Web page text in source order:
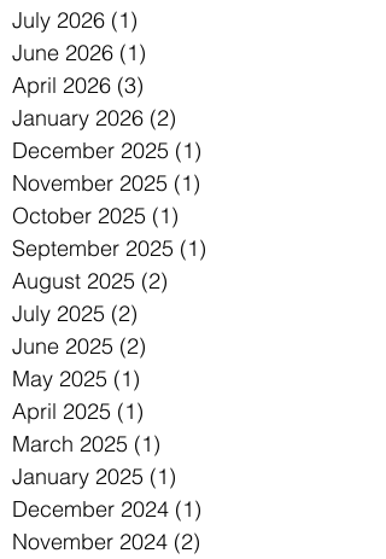
July 2026 (1)
June 2026 (1)
April 2026 (3)
January 2026 (2)
December 2025 (1)
November 2025 (1)
October 2025 (1)
September 2025 (1)
August 2025 (2)
July 2025 (2)
June 2025 (2)
May 2025 (1)
April 2025 (1)
March 2025 (1)
January 2025 (1)
December 2024 (1)
November 2024 (2)